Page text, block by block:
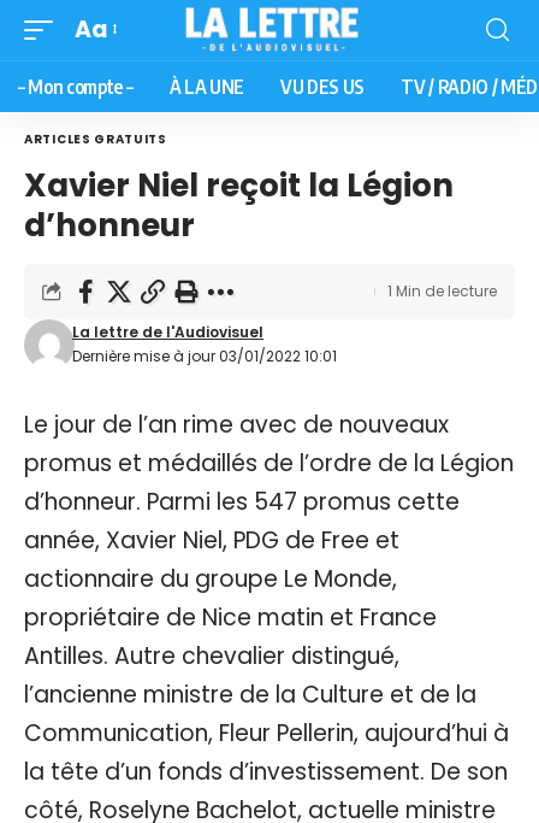
Aa
– Mon compte – À LA UNE VU DES US TV / RADIO /
ARTICLES GRATUITS
Xavier Niel reçoit la Légion
d’honneur
Dernière mise à jour 03/01/2022 10:01
La lettre de l'Audiovisuel
1 Min de lecture
Le jour de l’an rime avec de nouveaux
promus et médaillés de l’ordre de la Légion
d’honneur. Parmi les 547 promus cette
année, Xavier Niel, PDG de Free et
actionnaire du groupe Le Monde,
propriétaire de Nice matin et France
Antilles. Autre chevalier distingué,
l’ancienne ministre de la Culture et de la
Communication, Fleur Pellerin, aujourd’hui à
la tête d’un fonds d’investissement. De son
côté, Roselyne Bachelot, actuelle ministre